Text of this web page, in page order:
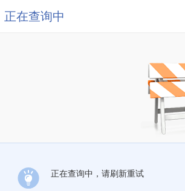
正在查询中
正在查询中，请刷新重试